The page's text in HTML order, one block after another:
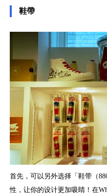
鞋帶
首先，可以另外选择「鞋带（
性，让你的设计更加吸睛！在